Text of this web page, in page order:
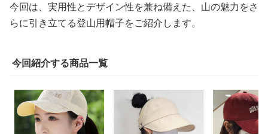
今回は、実用性とデザイン性を兼ね備えた、山の魅力をさ
らに引き立てる登山用帽子をご紹介します。
今回紹介する商品一覧